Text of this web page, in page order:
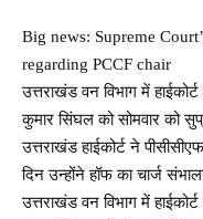
Big news: Supreme
regarding PCCF chair
उत्तराखंड वन विभाग में
कुमार सिंघल को सोमवार को
उत्तराखंड हाईकोर्ट ने
दिन उन्होंने हॉफ का चार्ज
उत्तराखंड वन विभाग में